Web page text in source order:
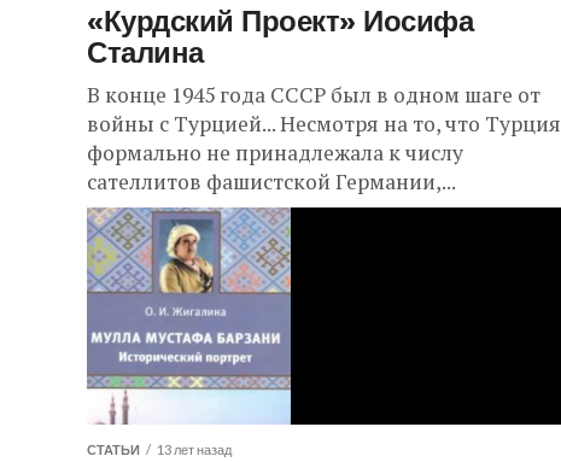
«Курдский Проект» Иосифа
Сталина
В конце 1945 года СССР был в одном шаге от
войны с Турцией... Несмотря на то, что Турция
формально не принадлежала к числу
сателлитов фашистской Германии,...
СТАТЬИ 13 лет назад